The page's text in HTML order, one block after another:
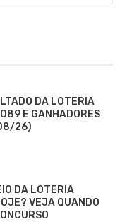
DA LOTERIA
E GANHADORES
26)
DA LOTERIA
VEJA QUANDO